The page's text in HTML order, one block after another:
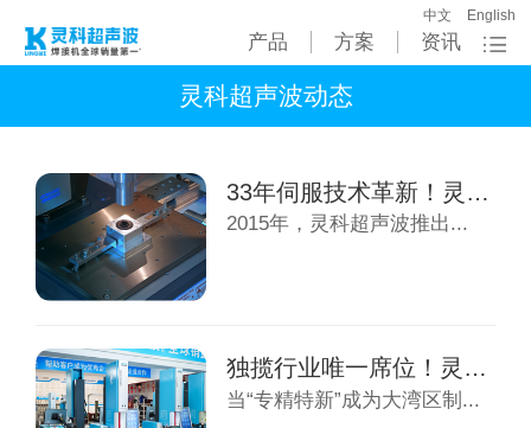
产品 方案 资讯
中文 English
灵科超声波动态
33年伺服技术革新！灵科超声波重新定义超声...
2015年，灵科超声波推出...
独揽行业唯一席位！灵科超声波年销全球第一，...
当“专精特新”成为大湾区制...